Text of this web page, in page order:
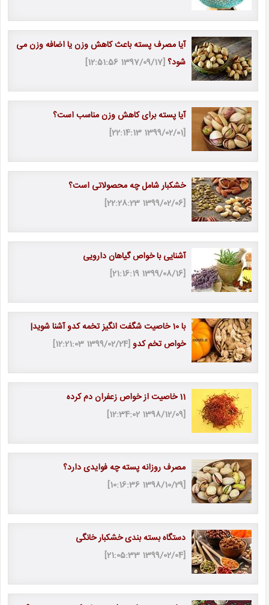
آیا مصرف پسته باعث کاهش وزن یا اضافه وزن می
شود؟[1397/09/17 12:51:56]
آیا پسته برای کاهش وزن مناسب است؟
[1399/02/01 22:14:13]
خشکبار شامل چه محصولاتی است؟
[1399/02/06 22:28:23]
آشنایی با خواص گیاهان دارویی
[1399/08/16 21:16:19]
با 10 خاصیت شگفت انگیز تخمه کدو آشنا شوید|
خواص تخم کدو[1399/02/24 12:21:03]
11 خاصیت از خواص زعفران دم كرده
[1398/12/09 12:34:02]
مصرف روزانه پسته چه فوایدی دارد؟
[1398/10/29 10:16:36]
دستگاه بسته بندی خشکبار خانگی
[1399/02/04 21:05:33]